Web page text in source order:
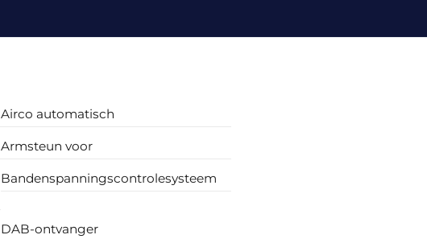
Airco automatisch
Armsteun voor
Bandenspanningscontrolesysteem
DAB-ontvanger